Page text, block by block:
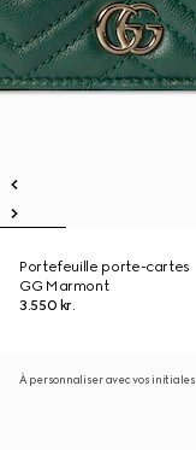
Portefeuille porte-cartes
GG Marmont
3.550 kr.
À personnaliser avec vos initiales